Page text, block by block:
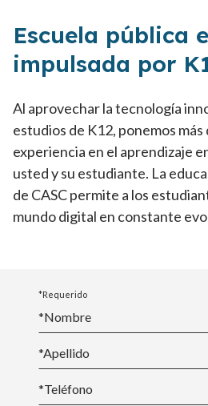
Escuela pública
impulsada por
Al aprovechar la tecnología
estudios de K12, ponemos más
experiencia en el aprendizaje
usted y su estudiante. La
de CASC permite a los
mundo digital en constante
*Requerido
*Nombre
*Apellido
*Teléfono